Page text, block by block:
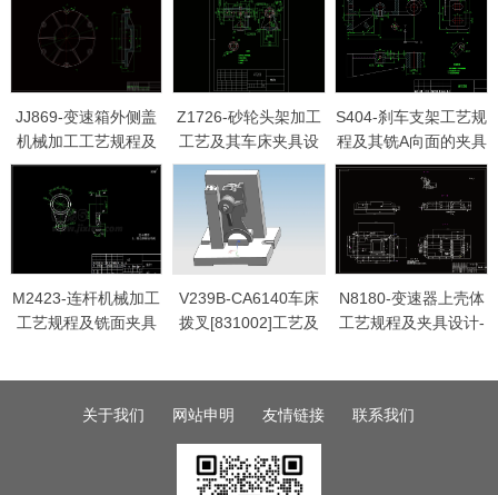
JJ869-变速箱外侧盖
机械加工工艺规程及
铣底面夹具设计
Z1726-砂轮头架加工
工艺及其车床夹具设
计
S404-刹车支架工艺规
程及其铣A向面的夹具
设计
M2423-连杆机械加工
工艺规程及铣面夹具
V239B-CA6140车床
拨叉[831002]工艺及
N8180-变速器上壳体
工艺规程及夹具设计-
关于我们 网站申明 友情链接 联系我们